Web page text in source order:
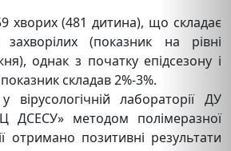
хворих (481 дитина), що складає
захворілих (показник на рівні
однак з початку епідсезону і
складав 2%-3%.
вірусологічній лабораторії ДУ
ДСЕСУ» методом полімеразної
отримано позитивні результати